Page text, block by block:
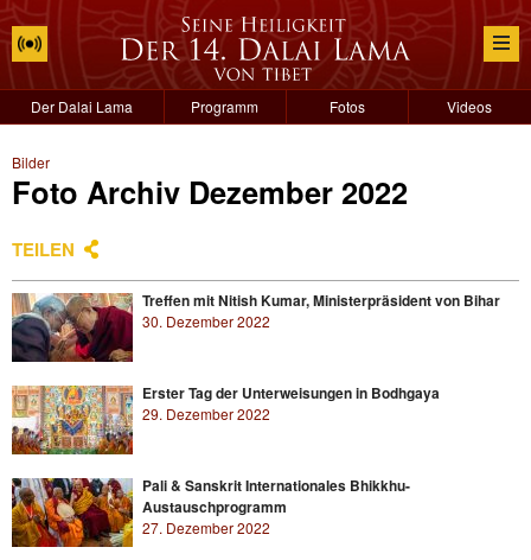
Der Dalai Lama Programm Fotos Videos
Bilder
Foto Archiv Dezember 2022
TEILEN
Treffen mit Nitish Kumar, Ministerpräsident von Bihar
30. Dezember 2022
Erster Tag der Unterweisungen in Bodhgaya
29. Dezember 2022
Pali & Sanskrit Internationales Bhikkhu-
Austauschprogramm
27. Dezember 2022